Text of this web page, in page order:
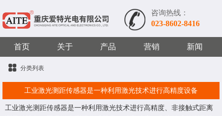
咨询热线：
023-8602-8416
首页 关于 产品 营销 新闻
分类列表
工业激光测距传感器是一种利用激光技术进行高精度设备
工业激光测距传感器是一种利用激光技术进行高精度、非接触式距离